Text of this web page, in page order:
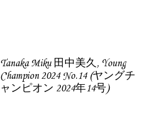
Tanaka Miku 田中美久, Young
Champion 2024 No.14 (ヤングチ
ャンピオン 2024年14号)